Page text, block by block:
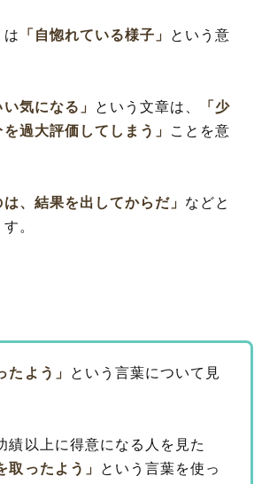
は 「自惚れている様子」
という意
気になる」 という文章は、
「少
過大評価してしまう」
ことを意
は、結果を出してからだ」 などと
。
たよう」
という言葉について見
績以上に得意になる人を見た
取ったよう」
という言葉を使っ